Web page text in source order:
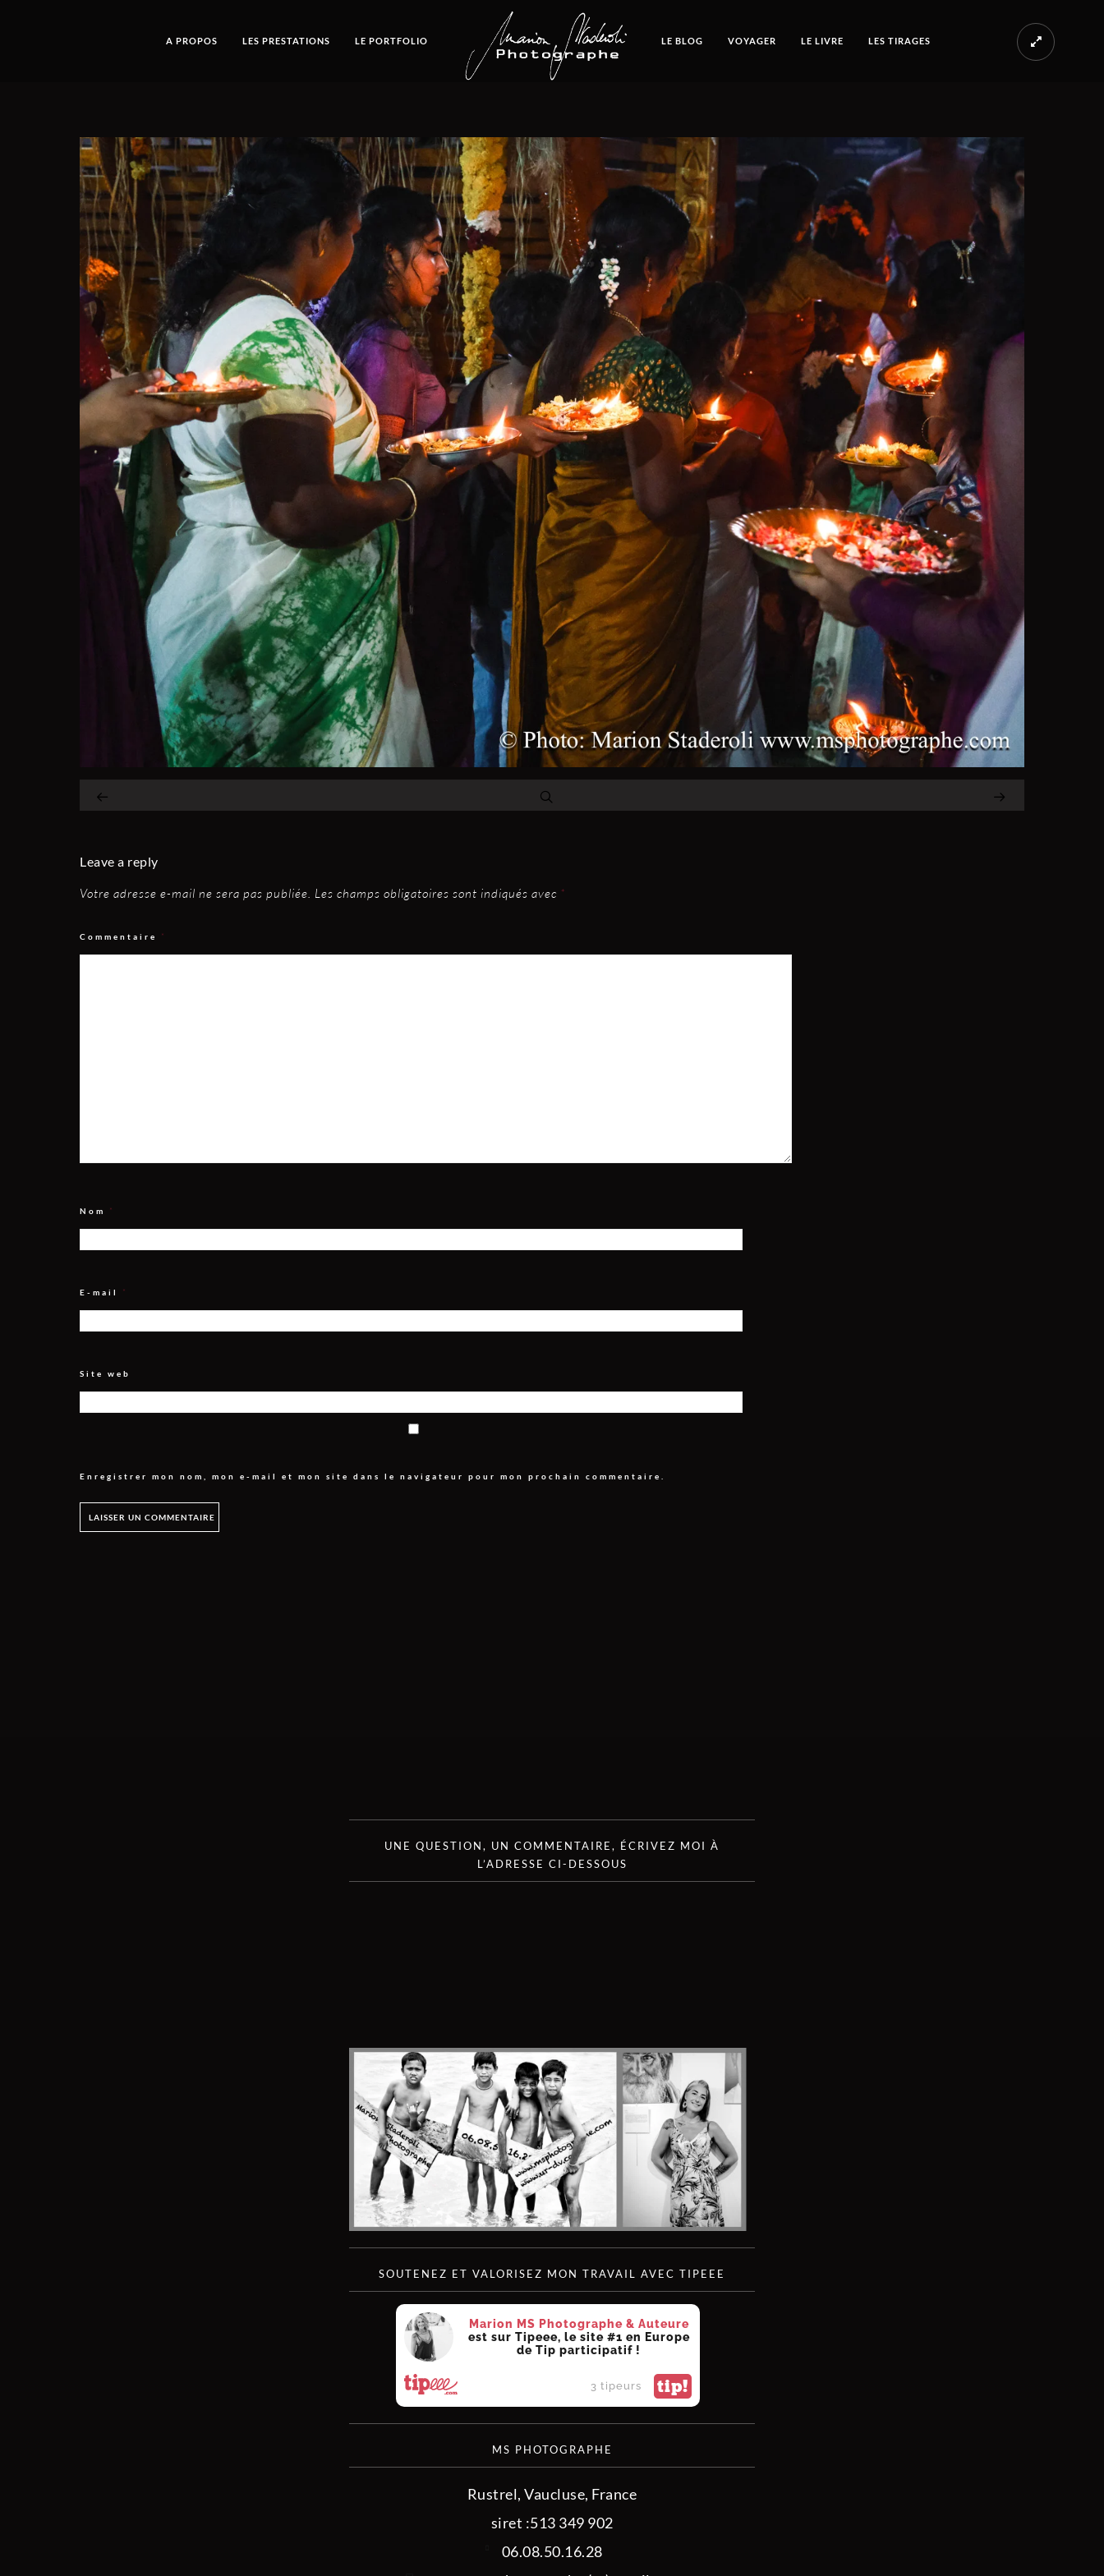
A PROPOS LES PRESTATIONS LE PORTFOLIO LE BLOG VOYAGER LE LIVRE LES TIRAGES
Leave a reply
Votre adresse e-mail ne sera pas publiée. Les champs obligatoires sont indiqués avec *
Commentaire *
Nom *
E-mail *
Site web
Enregistrer mon nom, mon e-mail et mon site dans le navigateur pour mon prochain commentaire.
UNE QUESTION, UN COMMENTAIRE, ÉCRIVEZ MOI À
L’ADRESSE CI-DESSOUS
SOUTENEZ ET VALORISEZ MON TRAVAIL AVEC TIPEEE
Marion MS Photographe & Auteure
est sur Tipeee, le site #1 en Europe
de Tip participatif !
3 tipeurs tip!
MS PHOTOGRAPHE
Rustrel, Vaucluse, France
siret :513 349 902
06.08.50.16.28